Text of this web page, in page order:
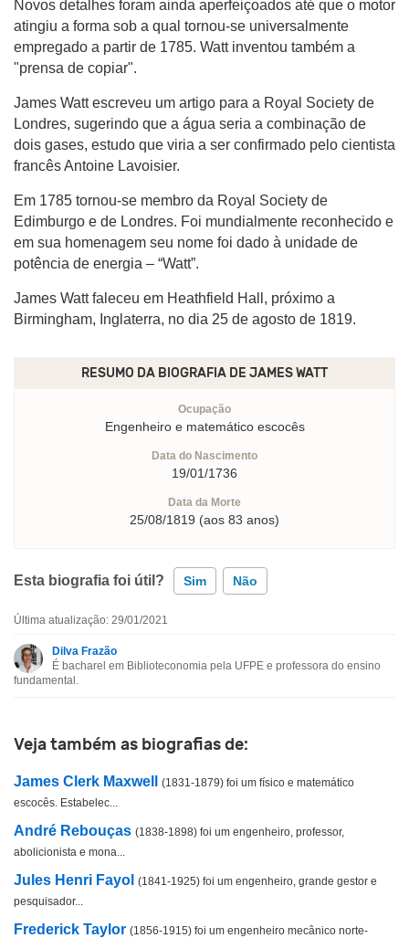
Novos detalhes foram ainda aperfeiçoados até que o motor
atingiu a forma sob a qual tornou-se universalmente
empregado a partir de 1785. Watt inventou também a
"prensa de copiar".
James Watt escreveu um artigo para a Royal Society de
Londres, sugerindo que a água seria a combinação de
dois gases, estudo que viria a ser confirmado pelo cientista
francês Antoine Lavoisier.
Em 1785 tornou-se membro da Royal Society de
Edimburgo e de Londres. Foi mundialmente reconhecido e
em sua homenagem seu nome foi dado à unidade de
potência de energia – “Watt”.
James Watt faleceu em Heathfield Hall, próximo a
Birmingham, Inglaterra, no dia 25 de agosto de 1819.
RESUMO DA BIOGRAFIA DE JAMES WATT
Ocupação
Engenheiro e matemático escocês
Data do Nascimento
19/01/1736
Data da Morte
25/08/1819 (aos 83 anos)
Esta biografia foi útil? Sim Não
Esta biografia não tem a informação que procuro
Última atualização: 29/01/2021
Dilva Frazão
É bacharel em Biblioteconomia pela UFPE e professora do ensino
fundamental.
Veja também as biografias de:
James Clerk Maxwell
(1831-1879) foi um físico e matemático
escocês. Estabelec...
André Rebouças (1838-1898) foi um engenheiro, professor,
abolicionista e mona...
Jules Henri Fayol (1841-1925) foi um engenheiro, grande gestor e
pesquisador...
Frederick Taylor (1856-1915) foi um engenheiro mecânico norte-